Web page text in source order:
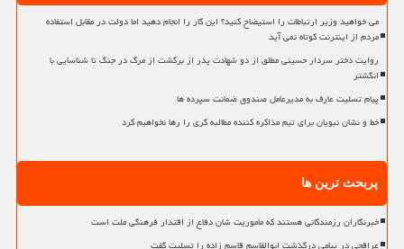
می خواهید وزیر ارتباطات را استیضاح کنید؟ این کار را انجام دهید اما دولت در مقابل استفاده
مردم از اینترنت کوتاه نمی آید
روایت دختر سردار حسینی مطلق از دو شهادت پدر از برگشت از مرگ در جنگ تا شناسایی با
انگشتر
پیام تسلیت عارف به مدیرعامل صندوق ضمانت سپرده ها
خط و نشان نبویان برای تیم مذاکره کننده مطالبه گری را رها نخواهیم کرد
پربحث ترین ها
خبرنگاران رزمندگانی هستند که مأموریت شان دفاع از اقتدار فرهنگی ملت است